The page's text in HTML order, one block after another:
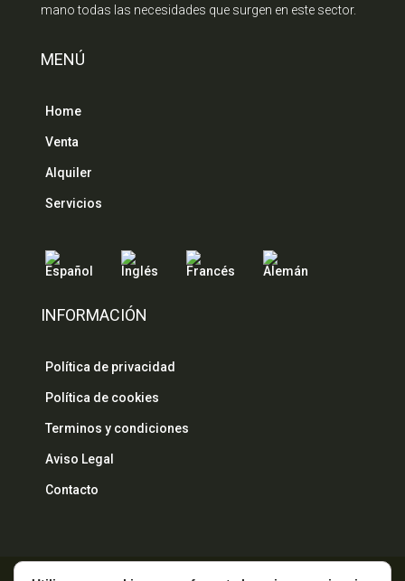
mano todas las necesidades que surgen en este sector.
MENÚ
Home
Venta
Alquiler
Servicios
INFORMACIÓN
Política de privacidad
Política de cookies
Terminos y condiciones
Aviso Legal
Contacto